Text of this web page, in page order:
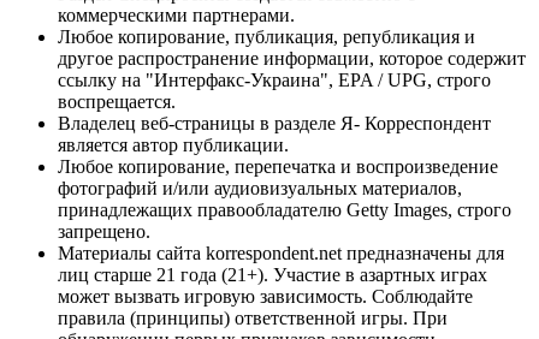
коммерческими партнерами.
Любое копирование, публикация, републикация и
другое распространение информации, которое содержит
ссылку на "Интерфакс-Украина", EPA / UPG, строго
воспрещается.
Владелец веб-страницы в разделе Я- Корреспондент
является автор публикации.
Любое копирование, перепечатка и воспроизведение
фотографий и/или аудиовизуальных материалов,
принадлежащих правообладателю Getty Images, строго
запрещено.
Материалы сайта korrespondent.net предназначены для
лиц старше 21 года (21+). Участие в азартных играх
может вызвать игровую зависимость. Соблюдайте
правила (принципы) ответственной игры. При